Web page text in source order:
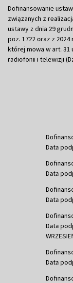
Dofinansowanie
związanych z
ustawy z dnia 29
poz. 1722 oraz z
której mowa w art. 31
radiofonii i telewizji
Data
Data
Data
Data
Data